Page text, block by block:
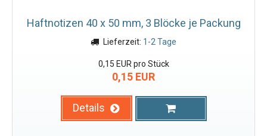
Haftnotizen 40 x 50 mm, 3 Blöcke je Packung
Lieferzeit: 1-2 Tage
0,15 EUR pro Stück
0,15 EUR
Details